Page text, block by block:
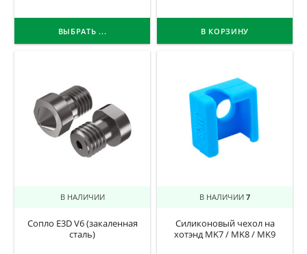
ВЫБРАТЬ ... В КОРЗИНУ
В НАЛИЧИИ
Сопло E3D V6 (закаленная
сталь)
В НАЛИЧИИ 7
Силиконовый чехол на
хотэнд MK7 / MK8 / MK9